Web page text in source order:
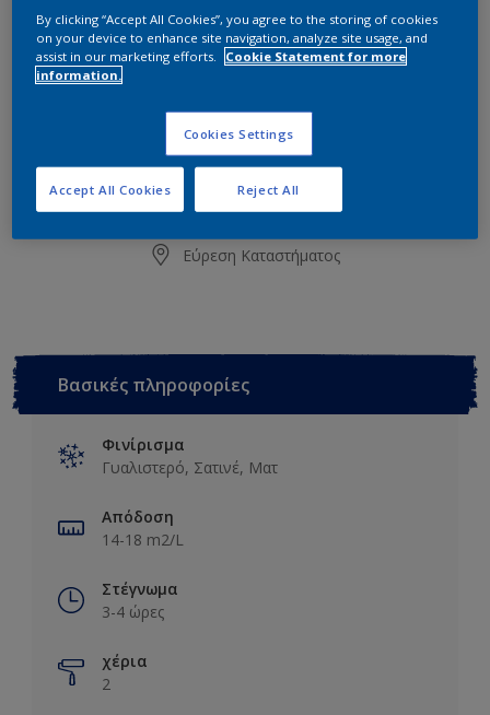
Συσκευασία
0.75L 2.25L
Υπολογισμός χρώματος
Υπολογισμός
Προσθήκη στο Workspace
Εύρεση Καταστήματος
Βασικές πληροφορίες
Φινίρισμα
Γυαλιστερό, Σατινέ, Ματ
Απόδοση
14-18 m2/L
Στέγνωμα
3-4 ώρες
χέρια
2
By clicking “Accept All Cookies”, you agree to the storing of cookies
on your device to enhance site navigation, analyze site usage, and
assist in our marketing efforts.
Cookie Statement for more
information.
Cookies Settings
Reject All
Accept All Cookies